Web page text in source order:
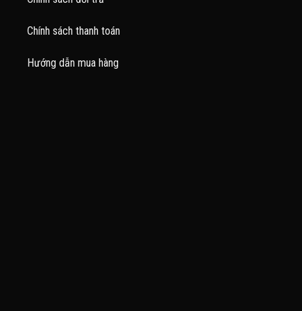
Chính sách thanh toán
Hướng dẫn mua hàng